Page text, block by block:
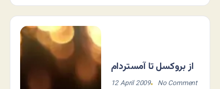
از بروکسل تا آمستردام
12 April 2009 No Comment